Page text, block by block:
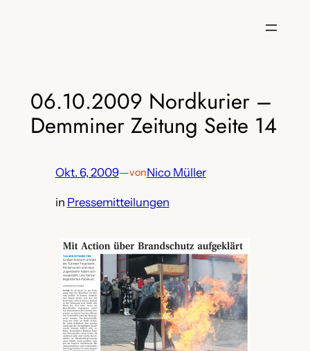
06.10.2009 Nordkurier –
Demminer Zeitung Seite 14
Okt. 6, 2009—vonNico Müller
in Pressemitteilungen